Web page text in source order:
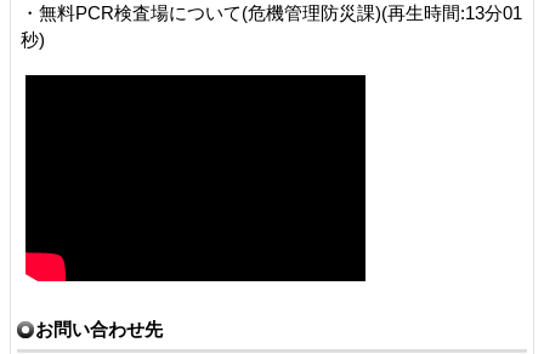
・無料PCR検査場について(危機管理防災課)(再生時間:13分01
秒)
お問い合わせ先